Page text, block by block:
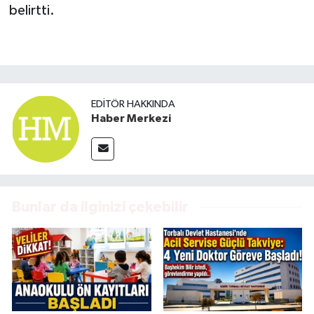
belirtti.
EDITÖR HAKKINDA
Haber Merkezi